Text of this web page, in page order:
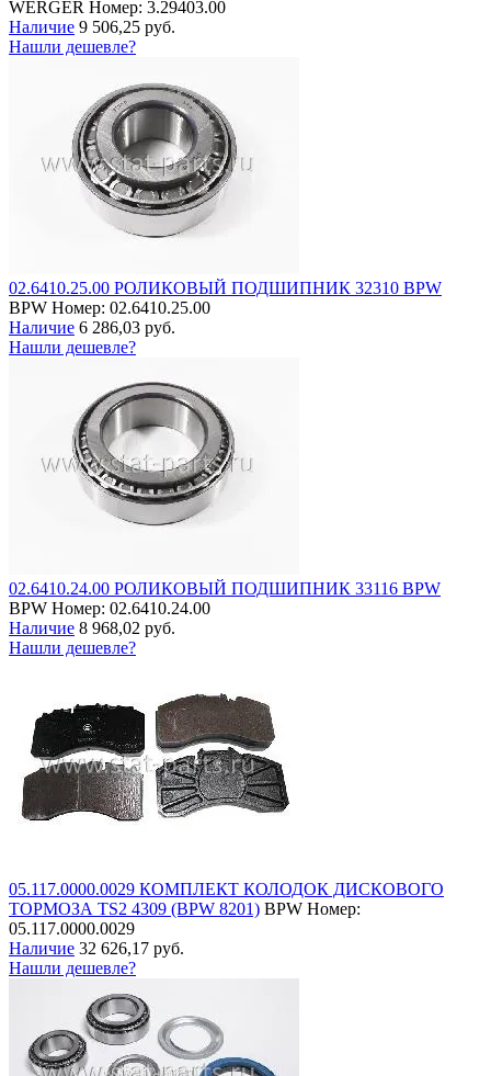
WERGER Номер: 3.29403.00
Наличие 9 506,25 руб.
Нашли дешевле?
02.6410.25.00 РОЛИКОВЫЙ ПОДШИПНИК 32310 BPW
BPW Номер: 02.6410.25.00
Наличие 6 286,03 руб.
Нашли дешевле?
02.6410.24.00 РОЛИКОВЫЙ ПОДШИПНИК 33116 BPW
BPW Номер: 02.6410.24.00
Наличие 8 968,02 руб.
Нашли дешевле?
05.117.0000.0029 КОМПЛЕКТ КОЛОДОК ДИСКОВОГО
ТОРМОЗА TS2 4309 (BPW 8201) BPW Номер:
05.117.0000.0029
Наличие 32 626,17 руб.
Нашли дешевле?